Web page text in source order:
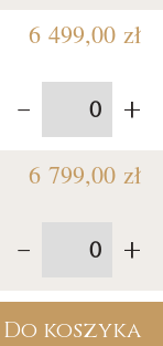
6 499,00 zł
- +
6 799,00 zł
- +
Do koszyka